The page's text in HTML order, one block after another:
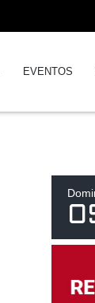
EVENTOS